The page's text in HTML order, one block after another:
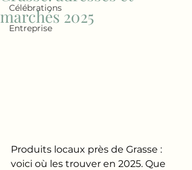
Célébrations
Entreprise
marchés 2025
Produits locaux près de Grasse :
voici où les trouver en 2025. Que